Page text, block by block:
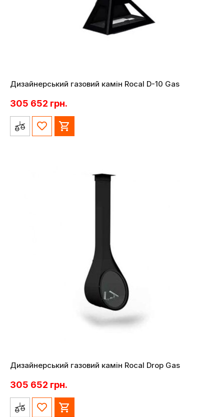
Дизайнерський газовий камін Rocal D-10 Gas
305 652 грн.
Дизайнерський газовий камін Rocal Drop Gas
305 652 грн.